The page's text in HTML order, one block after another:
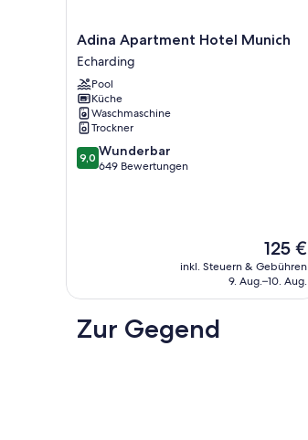
Adina
Apartment
Hotel
Munich
Echarding
Adina Apartment Hotel Munich
Echarding
Pool
Küche
Waschmaschine
Trockner
9.0
von
9,0 Wunderbar
649 Bewertungen
Der
Preis
beträgt
125 €
inkl. Steuern & Gebühren
9. Aug.–10. Aug.
Zur Gegend